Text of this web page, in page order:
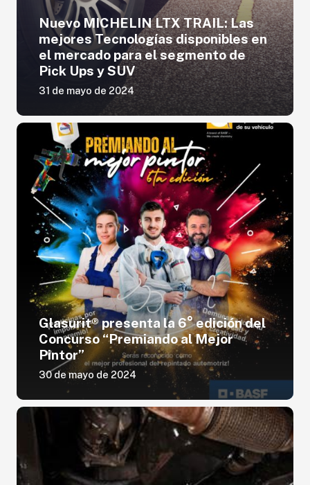
Nuevo MICHELIN LTX TRAIL: Las
mejores Tecnologías disponibles en
el mercado para el segmento de
Pick Ups y SUV
31 de mayo de 2024
Glasurit® presenta la 6° edición del
Concurso “Premiando al Mejor
Pintor”
30 de mayo de 2024